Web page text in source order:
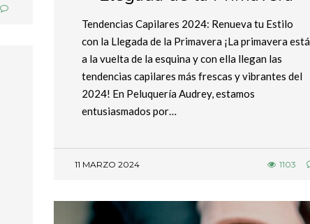
Tendencias Capilares 2024: Renueva tu Estilo
con la Llegada de la Primavera ¡La primavera está
a la vuelta de la esquina y con ella llegan las
tendencias capilares más frescas y vibrantes del
2024! En Peluquería Audrey, estamos
entusiasmados por…
11 MARZO 2024 1103